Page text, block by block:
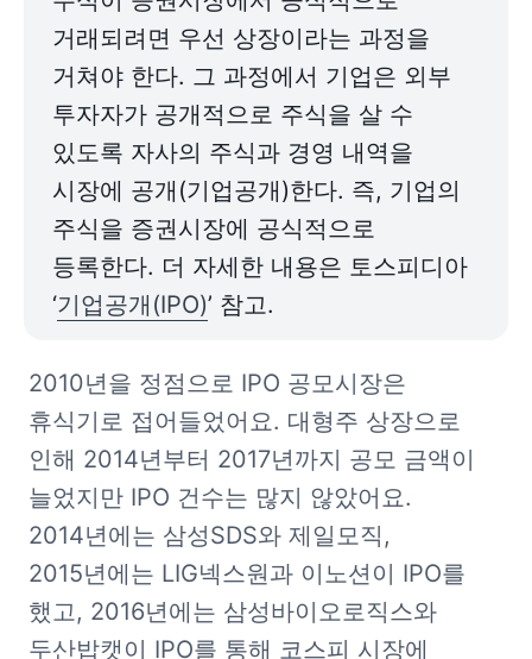
거래되려면 우선 상장이라는 과정을
거쳐야 한다. 그 과정에서 기업은 외부
투자자가 공개적으로 주식을 살 수
있도록 자사의 주식과 경영 내역을
시장에 공개(기업공개)한다. 즉, 기업의
주식을 증권시장에 공식적으로
등록한다. 더 자세한 내용은 토스피디아
‘기업공개(IPO)’ 참고.
2010년을 정점으로 IPO 공모시장은
휴식기로 접어들었어요. 대형주 상장으로
인해 2014년부터 2017년까지 공모 금액이
늘었지만 IPO 건수는 많지 않았어요.
2014년에는 삼성SDS와 제일모직,
2015년에는 LIG넥스원과 이노션이 IPO를
했고, 2016년에는 삼성바이오로직스와
두산밥캣이 IPO를 통해 코스피 시장에